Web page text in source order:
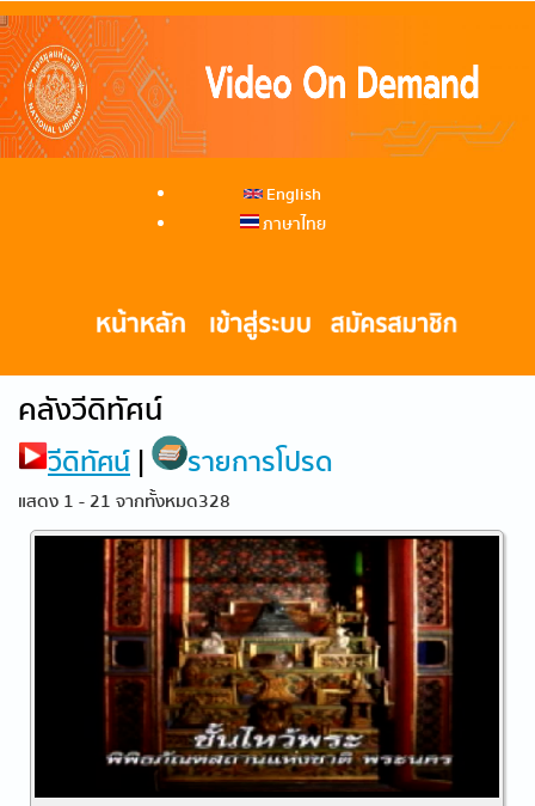
English
ภาษาไทย
คลังวีดิทัศน์
วีดิทัศน์ | รายการโปรด
แสดง 1 - 21 จากทั้งหมด328